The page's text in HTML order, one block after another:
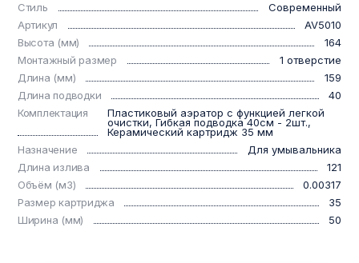
Стиль
Современный
Артикул
AV5010
Высота (мм)
164
Монтажный размер
1 отверстие
Длина (мм)
159
Длина подводки
40
Комплектация
Пластиковый аэратор с функцией легкой
очистки, Гибкая подводка 40см - 2шт.,
Керамический картридж 35 мм
Назначение
Для умывальника
Длина излива
121
Объём (м3)
0.00317
Размер картриджа
35
Ширина (мм)
50